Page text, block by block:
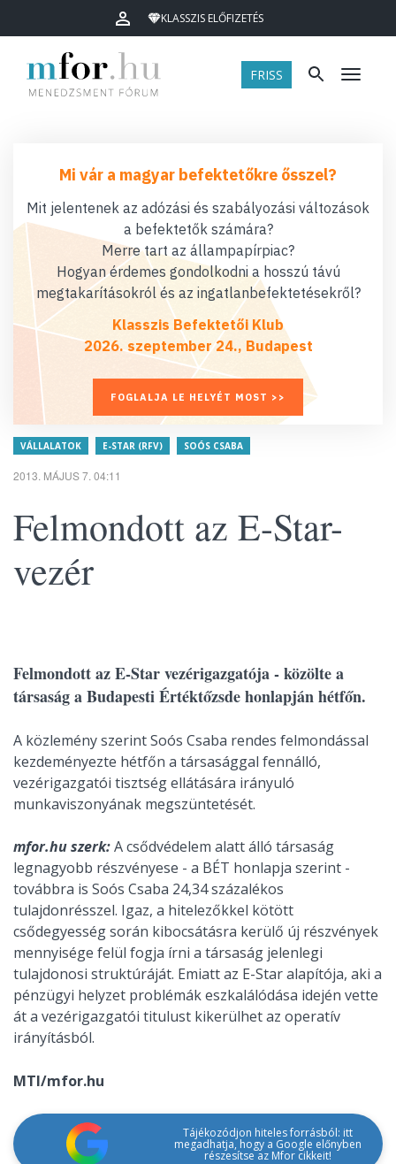
KLASSZIS ELŐFIZETÉS
FRISS Menü
Mi vár a magyar befektetőkre ősszel?
Mit jelentenek az adózási és szabályozási változások
a befektetők számára?
Merre tart az állampapírpiac?
Hogyan érdemes gondolkodni a hosszú távú
megtakarításokról és az ingatlanbefektetésekről?
Klasszis Befektetői Klub
2026. szeptember 24., Budapest
FOGLALJA LE HELYÉT MOST >>
VÁLLALATOK E-STAR (RFV) SOÓS CSABA
2013. MÁJUS 7. 04:11
Felmondott az E-Star-
vezér
Felmondott az E-Star vezérigazgatója - közölte a
társaság a Budapesti Értéktőzsde honlapján hétfőn.
A közlemény szerint Soós Csaba rendes felmondással
kezdeményezte hétfőn a társasággal fennálló,
vezérigazgatói tisztség ellátására irányuló
munkaviszonyának megszüntetését.
mfor.hu szerk:A csődvédelem alatt álló társaság
legnagyobb részvényese - a BÉT honlapja szerint -
továbbra is Soós Csaba 24,34 százalékos
tulajdonrésszel. Igaz, a hitelezőkkel kötött
csődegyesség során kibocsátásra kerülő új részvények
mennyisége felül fogja írni a társaság jelenlegi
tulajdonosi struktúráját. Emiatt az E-Star alapítója, aki a
pénzügyi helyzet problémák eszkalálódása idején vette
át a vezérigazgatói titulust kikerülhet az operatív
irányításból.
MTI/mfor.hu
Tájékozódjon hiteles forrásból: itt
megadhatja, hogy a Google előnyben
részesítse az Mfor cikkeit!